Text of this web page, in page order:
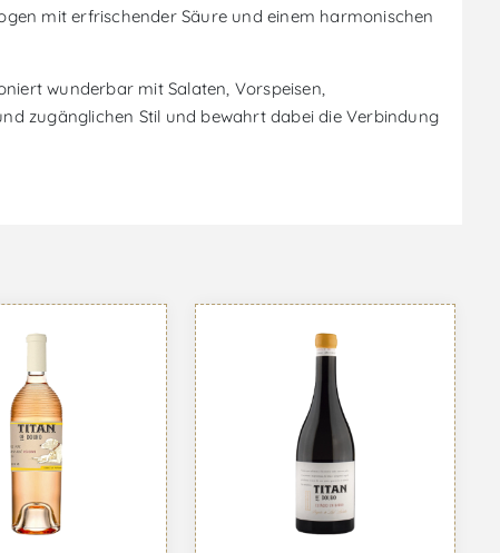
mit erfrischender Säure und einem harmonischen
wunderbar mit Salaten, Vorspeisen,
zugänglichen Stil und bewahrt dabei die Verbindung